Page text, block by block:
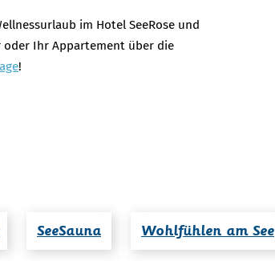
im Hotel SeeRose und
oder Ihr Appartement über die
!
SeeSauna Wohlfühlen am See